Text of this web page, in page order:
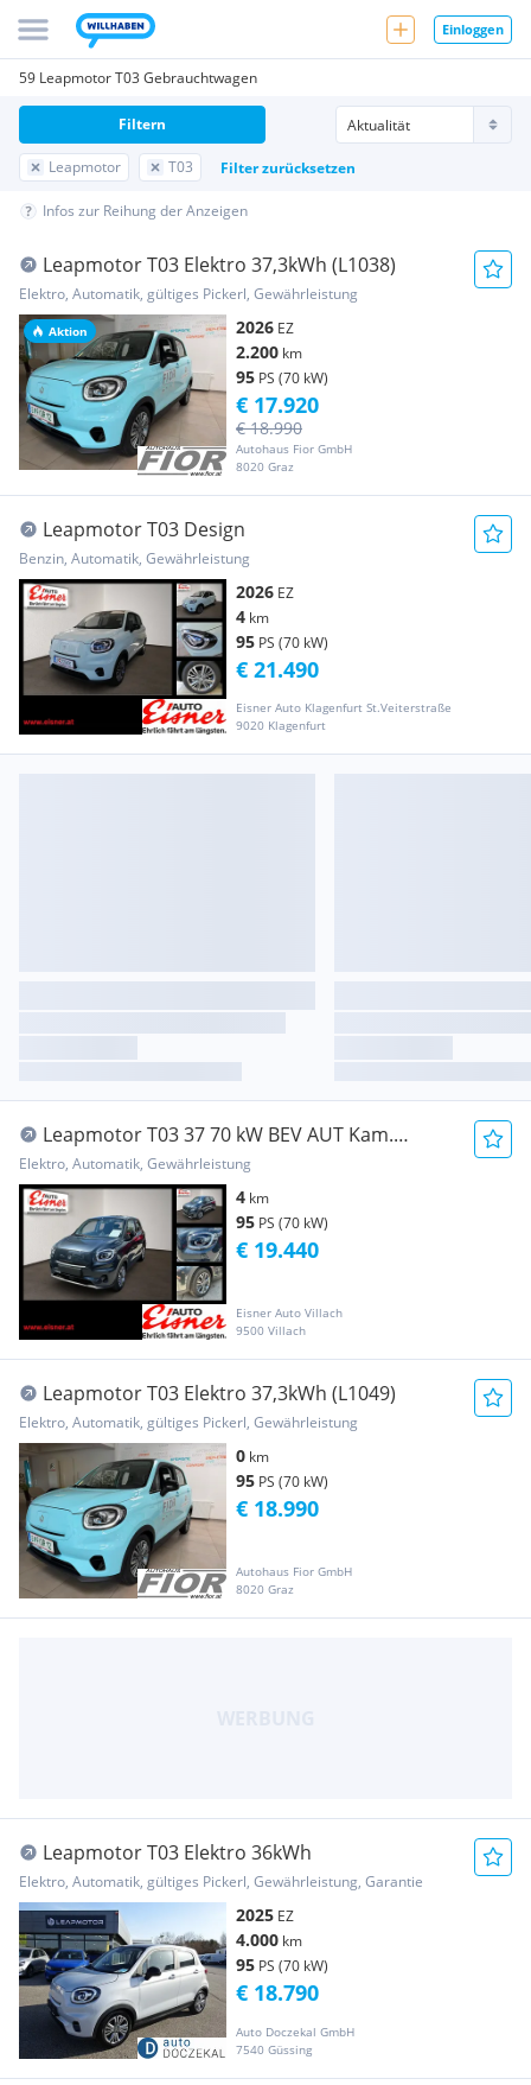
Einloggen
59 Leapmotor T03 Gebrauchtwagen
Leapmotor T03 Filter zurücksetzen
Filtern
Infos zur Reihung der Anzeigen
Aktion
Leapmotor T03 Elektro 37,3kWh (L1038)
Elektro, Automatik, gültiges Pickerl, Gewährleistung
2026 EZ
2.200 km
95 PS (70 kW)
Autohaus Fior GmbH
8020 Graz
€ 18.990
€ 17.920
Leapmotor T03 Design
Benzin, Automatik, Gewährleistung
2026 EZ
4 km
95 PS (70 kW)
Eisner Auto Klagenfurt St.Veiterstraße
9020 Klagenfurt
€ 21.490
Leapmotor T03 37 70 kW BEV AUT Kam.
KeyLess KlimaA LM Navi
Elektro, Automatik, Gewährleistung
4 km
95 PS (70 kW)
Eisner Auto Villach
9500 Villach
€ 19.440
Leapmotor T03 Elektro 37,3kWh (L1049)
Elektro, Automatik, gültiges Pickerl, Gewährleistung
0 km
95 PS (70 kW)
Autohaus Fior GmbH
8020 Graz
€ 18.990
Leapmotor T03 Elektro 36kWh
Elektro, Automatik, gültiges Pickerl, Gewährleistung, Garantie
2025 EZ
4.000 km
95 PS (70 kW)
Auto Doczekal GmbH
7540 Güssing
€ 18.790